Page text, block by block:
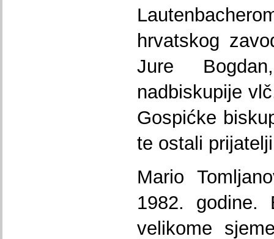
hrvatskog
Jure
nadbiskupije
Gospićke
te ostali
Mario
1982. godine.
velikome